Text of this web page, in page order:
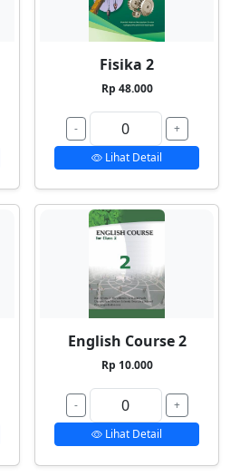
Fisika 2
Rp 48.000
-
+
Lihat Detail
English Course 2
Rp 10.000
-
+
Lihat Detail